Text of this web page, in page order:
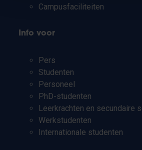
Campusfaciliteiten
Info voor
Pers
Studenten
Personeel
PhD-studenten
Leerkrachten en secundaire
Werkstudenten
Internationale studenten